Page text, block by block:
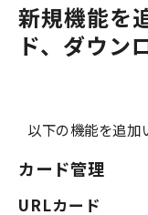
LMSの機能・特長
eラーニング教材一覧
etudes Basket
新規機能を
ド、ダウン
以下の機能を追加
カード管理
URLカード